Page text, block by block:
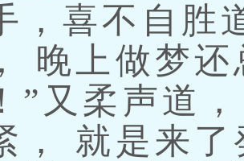
，喜不自胜
晚上做梦
”又柔声道
， 就是来